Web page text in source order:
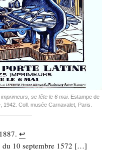
se fête le 6 mai. Estampe de
Coll. musée Car­na­va­let, Paris.
↩︎
du 10 sep­tembre 1572 […]